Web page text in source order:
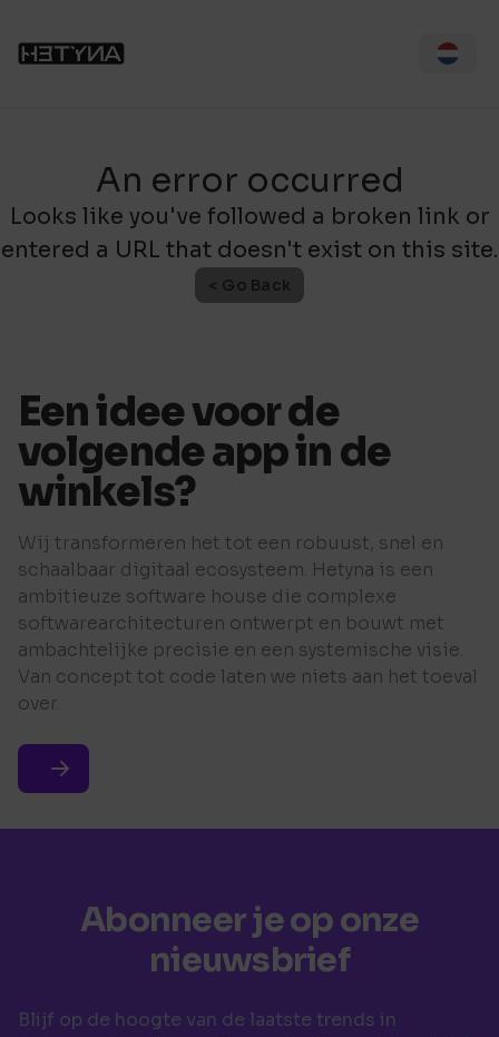
An error occurred
Looks like you've followed a broken link or
entered a URL that doesn't exist on this site.
< Go Back
Een idee voor de
volgende app in de
winkels?
Wij transformeren het tot een robuust, snel en
schaalbaar digitaal ecosysteem. Hetyna is een
ambitieuze software house die complexe
softwarearchitecturen ontwerpt en bouwt met
ambachtelijke precisie en een systemische visie.
Van concept tot code laten we niets aan het toeval
over.
Abonneer je op onze
nieuwsbrief
Blijf op de hoogte van de laatste trends in